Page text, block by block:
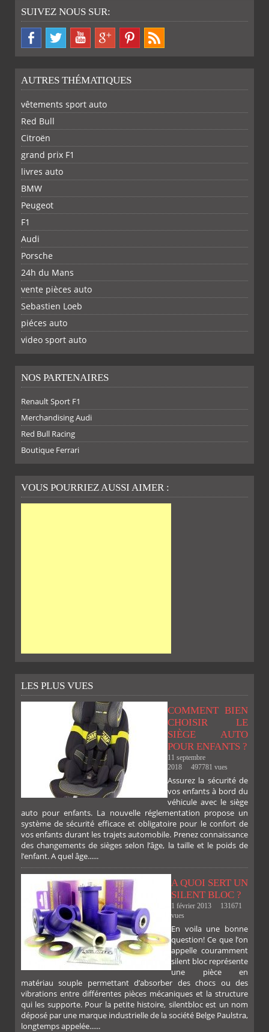
PLUS
PLUS
FACEBOOKTWITTERGOOGLE
PLUS
PINTEREST
FACEBOOK
SUR
TWITTER
SUR
GOOGLE
SUR
PINTEREST
SUR SUR SUR
PARTAGERPARTAGER
SUR SUR
SUIVEZ NOUS SUR:
FACEBOOKTWITTER
PLUS
AUTRES THÉMATIQUES
vêtements sport auto
Red Bull
Citroën
grand prix F1
livres auto
BMW
Peugeot
F1
Audi
Porsche
24h du Mans
vente pièces auto
Sebastien Loeb
piéces auto
video sport auto
NOS PARTENAIRES
Renault Sport F1
Merchandising Audi
Red Bull Racing
Boutique Ferrari
VOUS POURRIEZ AUSSI AIMER :
LES PLUS VUES
COMMENT BIEN
CHOISIR LE
SIÈGE AUTO
POUR ENFANTS ?
11 septembre
2018
497781 vues
Assurez la sécurité de
vos enfants à bord du
véhicule avec le siège
auto pour enfants. La nouvelle réglementation propose un
système de sécurité efficace et obligatoire pour le confort de
vos enfants durant les trajets automobile. Prenez connaissance
des changements de sièges selon l’âge, la taille et le poids de
l’enfant. A quel âge......
A QUOI SERT UN
SILENT BLOC ?
1 février 2013
131671
vues
En voila une bonne
question! Ce que l’on
appelle couramment
silent bloc représente
une pièce en
matériau souple permettant d’absorber des chocs ou des
vibrations entre différentes pièces mécaniques et la structure
qui les supporte. Pour la petite histoire, silentbloc est un nom
déposé par une marque industrielle de la société Belge Paulstra,
longtemps appelée......